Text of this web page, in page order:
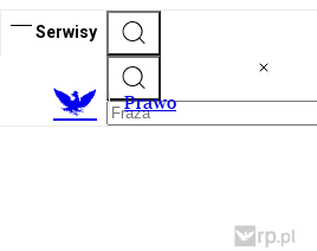
Serwisy
Prawo